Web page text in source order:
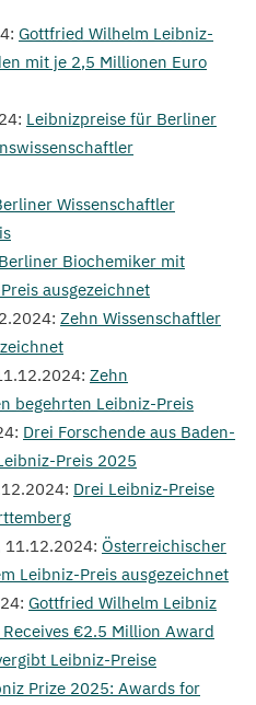
: Gottfried Wilhelm Leibniz-
mit je 2,5 Millionen Euro
: Leibnizpreise für Berliner
Wissenschaftler
Biochemiker mit
ausgezeichnet
.2024: Zehn Wissenschaftler
.12.2024: Zehn
begehrten Leibniz-Preis
: Drei Forschende aus Baden-
Preis 2025
12.2024: Drei Leibniz-Preise
11.12.2024: Österreichischer
Leibniz-Preis ausgezeichnet
: Gottfried Wilhelm Leibniz
€2.5 Million Award
Leibniz-Preise
Prize 2025: Awards for